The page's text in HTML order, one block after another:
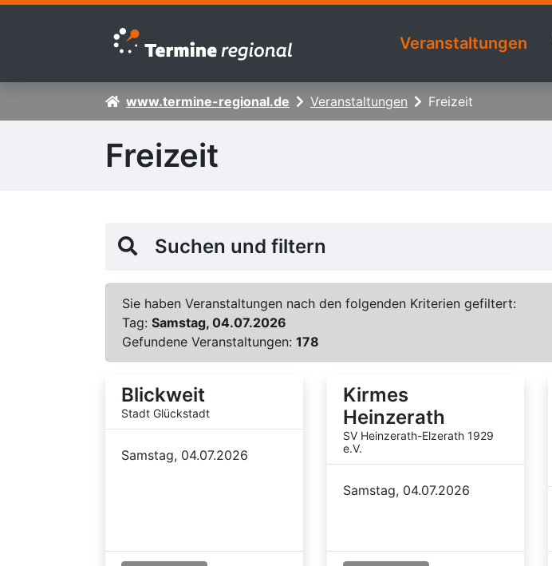
Zur Navigation springen
Zum Inhalt springen
Veranstaltungen
www.termine-regional.de Veranstaltungen Freizeit
Freizeit
Suchen und filtern
Sie haben Veranstaltungen nach den folgenden Kriterien gefiltert:
Tag: Samstag, 04.07.2026
Gefundene Veranstaltungen: 178
Blickweit
Stadt Glückstadt
Samstag, 04.07.2026
Kirmes
Heinzerath
SV Heinzerath-Elzerath 1929
e.V.
Samstag, 04.07.2026